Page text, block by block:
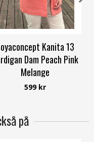
M L XL
Kanita 13
Dam Peach Pink
Melange
Soyaconcept
599 kr
på